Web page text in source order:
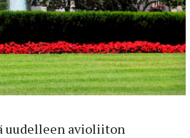
uudelleen avioliiton